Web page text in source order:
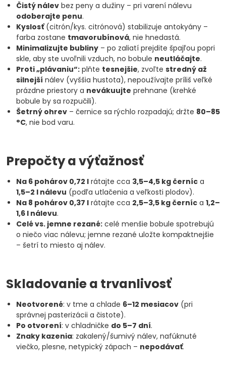
Čistý nálev bez peny a dužiny – pri varení nálevu
odoberajte penu.
Kyslosť(citrón/kys. citrónová) stabilizuje antokyány –
farba zostane tmavorubínová, nie hnedastá.
Minimalizujte bubliny – po zaliatí prejdite špajľou popri
skle, aby ste uvoľnili vzduch, no bobule neutláčajte.
Proti „plávaniu“: plňte tesnejšie, zvoľte stredný až
silnejší nálev (vyššia hustota), nepoužívajte príliš veľké
prázdne priestory a nevákuujte prehnane (krehké
bobule by sa rozpučili).
Šetrný ohrev – černice sa rýchlo rozpadajú; držte 80–85
°C, nie bod varu.
Prepočty a výťažnosť
Na 6 pohárov 0,72 l rátajte cca 3,5–4,5 kg černíc a
1,5–2 l nálevu (podľa utlačenia a veľkosti plodov).
Na 8 pohárov 0,37 l rátajte cca 2,5–3,5 kg černíc a 1,2–
1,6 l nálevu.
Celé vs. jemne rezané: celé menšie bobule spotrebujú
o niečo viac nálevu; jemne rezané uložte kompaktnejšie
– šetrí to miesto aj nálev.
Skladovanie a trvanlivosť
Neotvorené: v tme a chlade 6–12 mesiacov (pri
správnej pasterizácii a čistote).
Po otvorení: v chladničke do 5–7 dní.
Znaky kazenia: zakalený/šumivý nálev, nafúknuté
viečko, plesne, netypický zápach – nepodávať.